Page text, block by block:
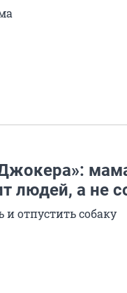
людей, а не
отпустить собаку